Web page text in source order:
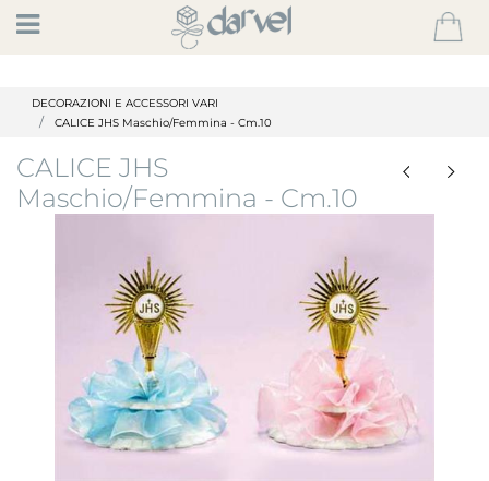
Open
DECORAZIONI E ACCESSORI VARI
CALICE JHS Maschio/Femmina - Cm.10
CALICE JHS
Maschio/Femmina - Cm.10